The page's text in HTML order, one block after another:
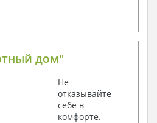
дом"
Не
отказывайте
себе в
комфорте.